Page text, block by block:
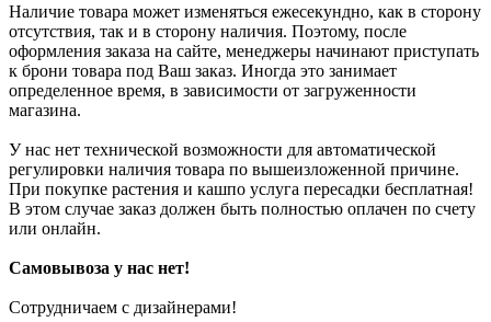
Наличие товара может изменяться ежесекундно, как в сторону
отсутствия, так и в сторону наличия. Поэтому, после
оформления заказа на сайте, менеджеры начинают приступать
к брони товара под Ваш заказ. Иногда это занимает
определенное время, в зависимости от загруженности
магазина.
У нас нет технической возможности для автоматической
регулировки наличия товара по вышеизложенной причине.
При покупке растения и кашпо услуга пересадки бесплатная!
В этом случае заказ должен быть полностью оплачен по счету
или онлайн.
Самовывоза у нас нет!
Сотрудничаем с дизайнерами!